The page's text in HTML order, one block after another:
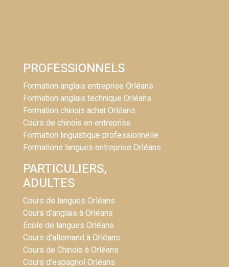
PROFESSIONNELS
Formation anglais entreprise Orléans
Formation anglais technique Orléans
Formation chinois achat Orléans
Cours de chinois en entreprise
Formation linguistique professionnelle
Formations langues entreprise Orléans
PARTICULIERS,
ADULTES
Cours de langues Orléans
Cours d’anglais à Orléans
École de langues Orléans
Cours d’allemand à Orléans
Cours de Chinois à Orléans
Cours d’espagnol Orléans